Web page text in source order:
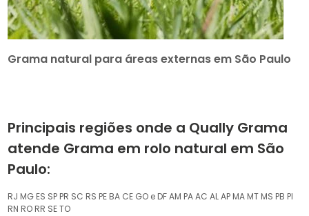
Grama natural para áreas externas em São Paulo
Principais regiões onde a Qually Grama
atende Grama em rolo natural em São
Paulo:
RJ MG ES SP PR SC RS PE BA CE GO e DFAM PAAC ALAP MA MT MS PB PI
RN RO RR SETO